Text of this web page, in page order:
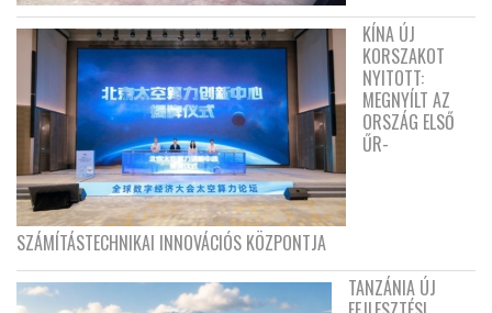
KÍNA ÚJ
KORSZAKOT
NYITOTT:
MEGNYÍLT AZ
ORSZÁG ELSŐ
ŰR-
SZÁMÍTÁSTECHNIKAI INNOVÁCIÓS KÖZPONTJA
TANZÁNIA ÚJ